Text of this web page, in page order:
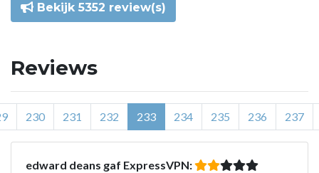
Bekijk 5352 review(s)
Reviews
230 231 232 233 234 235 236 237
edward deans gaf ExpressVPN: